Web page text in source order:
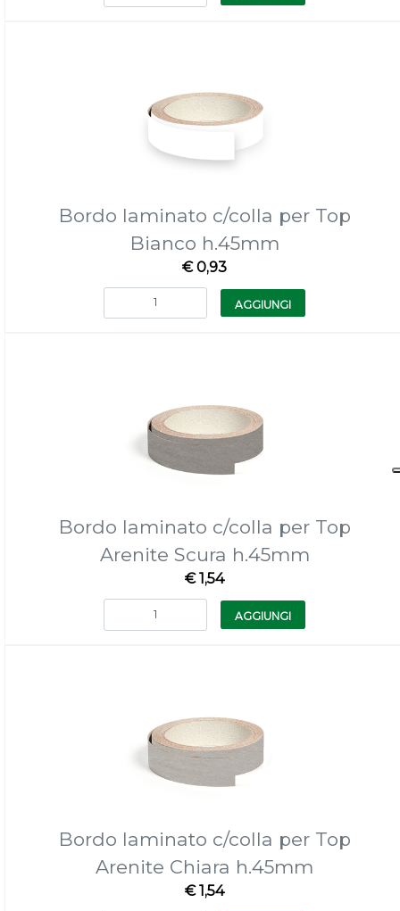
Bordo laminato c/colla per Top
Bianco h.45mm
€ 0,93
Quantità
AGGIUNGI
Bordo laminato c/colla per Top
Arenite Scura h.45mm
€ 1,54
Quantità
AGGIUNGI
Bordo laminato c/colla per Top
Arenite Chiara h.45mm
€ 1,54